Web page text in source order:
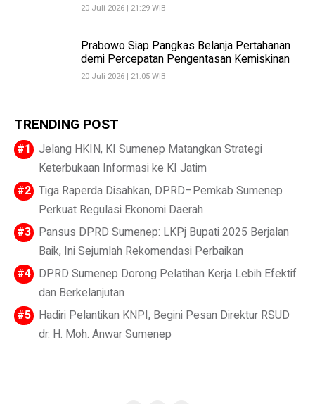
20 Juli 2026 | 21:29 WIB
Prabowo Siap Pangkas Belanja Pertahanan
demi Percepatan Pengentasan Kemiskinan
20 Juli 2026 | 21:05 WIB
TRENDING POST
Jelang HKIN, KI Sumenep Matangkan Strategi
Keterbukaan Informasi ke KI Jatim
Tiga Raperda Disahkan, DPRD–Pemkab Sumenep
Perkuat Regulasi Ekonomi Daerah
Pansus DPRD Sumenep: LKPj Bupati 2025 Berjalan
Baik, Ini Sejumlah Rekomendasi Perbaikan
DPRD Sumenep Dorong Pelatihan Kerja Lebih Efektif
dan Berkelanjutan
Hadiri Pelantikan KNPI, Begini Pesan Direktur RSUD
dr. H. Moh. Anwar Sumenep